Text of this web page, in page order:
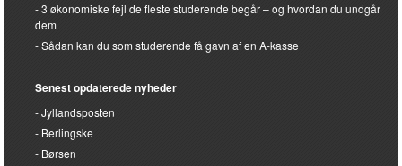
3 økonomiske fejl de fleste studerende begår – og hvordan du undgår
dem
Sådan kan du som studerende få gavn af en A-kasse
Senest opdaterede nyheder
Jyllandsposten
Berlingske
Børsen